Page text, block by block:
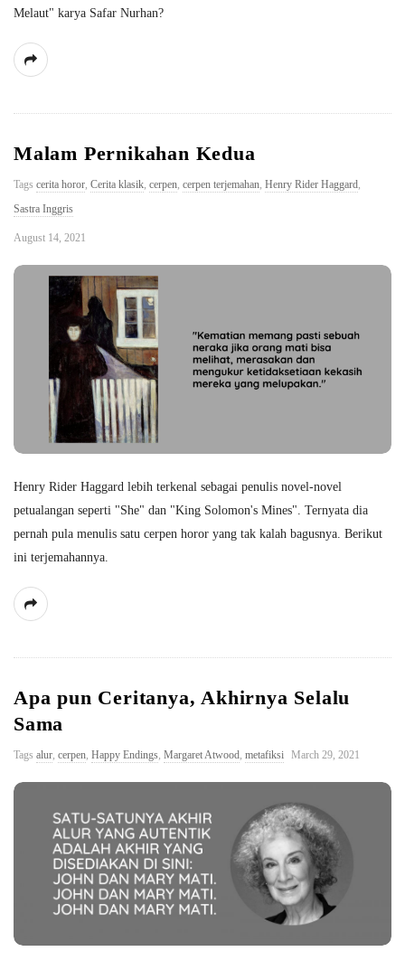
Melaut" karya Safar Nurhan?
Malam Pernikahan Kedua
Tags cerita horor Cerita klasik cerpen cerpen terjemahan Henry Rider Haggard
Sastra Inggris
August 14, 2021
Henry Rider Haggard lebih terkenal sebagai penulis novel-novel
petualangan seperti "She" dan "King Solomon's Mines". Ternyata dia
pernah pula menulis satu cerpen horor yang tak kalah bagusnya. Berikut
ini terjemahannya.
Apa pun Ceritanya, Akhirnya Selalu
Sama
Tags alur cerpen Happy Endings Margaret Atwood metafiksi March 29, 2021